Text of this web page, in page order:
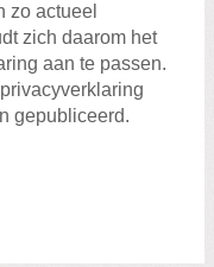
zo actueel
zich daarom het
aan te passen.
gepubliceerd.